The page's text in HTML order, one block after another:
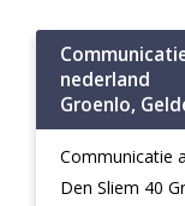
nederland
Groenlo,
Communicatie
Den Sliem 40